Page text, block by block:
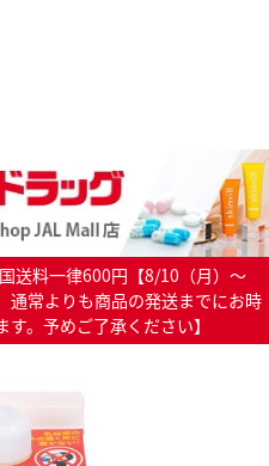
送料一律600円【8/10（月）～
常よりも商品の発送までにお時
。予めご了承ください】